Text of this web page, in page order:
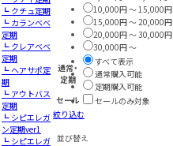
┗ クチュ定期
┗ カランベベ
定期
┗ クレアべべ
定期
┗ ヘアサポ定
期
┗ アウトバス
定期
┗ シピエレガ
ン定期ver1
┗ シピエレガ
10,000円 ～ 15,000円
15,000円 ～ 20,000円
20,000円 ～ 30,000円
30,000円 ～
通常・
定期
すべて表示
通常購入可能
定期購入可能
セール
セールのみ対象
絞り込む
並び替え